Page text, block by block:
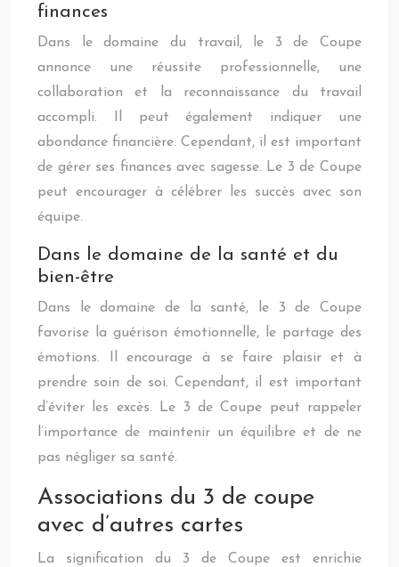
finances
Dans le domaine du travail, le 3 de Coupe
annonce une réussite professionnelle, une
collaboration et la reconnaissance du travail
accompli. Il peut également indiquer une
abondance financière. Cependant, il est important
de gérer ses finances avec sagesse. Le 3 de Coupe
peut encourager à célébrer les succès avec son
équipe.
Dans le domaine de la santé et du
bien-être
Dans le domaine de la santé, le 3 de Coupe
favorise la guérison émotionnelle, le partage des
émotions. Il encourage à se faire plaisir et à
prendre soin de soi. Cependant, il est important
d’éviter les excès. Le 3 de Coupe peut rappeler
l’importance de maintenir un équilibre et de ne
pas négliger sa santé.
Associations du 3 de coupe
avec d’autres cartes
La signification du 3 de Coupe est enrichie